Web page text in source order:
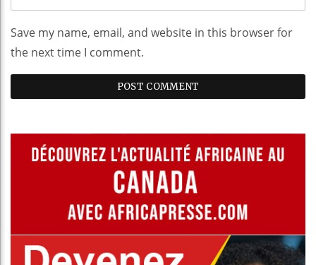
Save my name, email, and website in this browser for
the next time I comment.